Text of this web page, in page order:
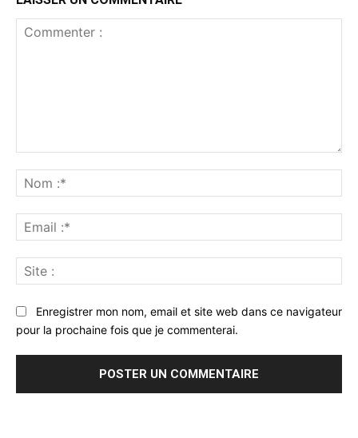
:*
:*
:
Enregistrer mon nom, email et site web dans ce navigateur
pour la prochaine fois que je commenterai.